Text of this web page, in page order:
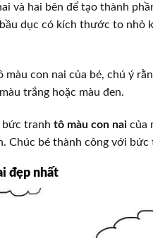
và hai bên để tạo thành
dục có kích thước to nhỏ
con nai của bé, chú ý
trắng hoặc màu đen.
bức tranh tô màu con nai của
Chúc bé thành công với
đẹp nhất